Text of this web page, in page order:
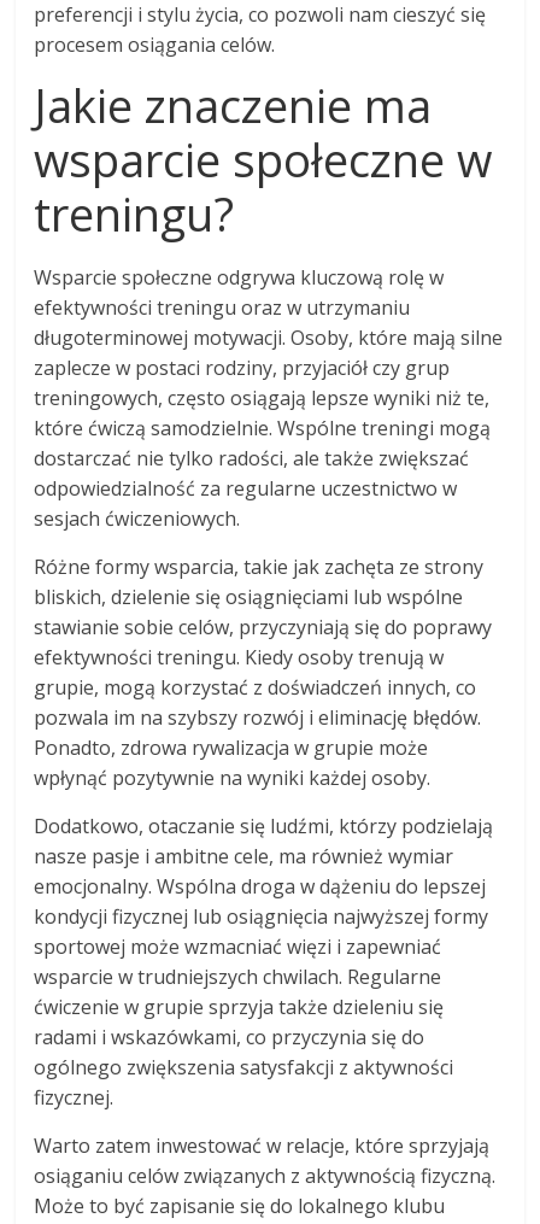
preferencji i stylu życia, co pozwoli nam cieszyć się
procesem osiągania celów.
Jakie znaczenie ma
wsparcie społeczne w
treningu?
Wsparcie społeczne odgrywa kluczową rolę w
efektywności treningu oraz w utrzymaniu
długoterminowej motywacji. Osoby, które mają silne
zaplecze w postaci rodziny, przyjaciół czy grup
treningowych, często osiągają lepsze wyniki niż te,
które ćwiczą samodzielnie. Wspólne treningi mogą
dostarczać nie tylko radości, ale także zwiększać
odpowiedzialność za regularne uczestnictwo w
sesjach ćwiczeniowych.
Różne formy wsparcia, takie jak zachęta ze strony
bliskich, dzielenie się osiągnięciami lub wspólne
stawianie sobie celów, przyczyniają się do poprawy
efektywności treningu. Kiedy osoby trenują w
grupie, mogą korzystać z doświadczeń innych, co
pozwala im na szybszy rozwój i eliminację błędów.
Ponadto, zdrowa rywalizacja w grupie może
wpłynąć pozytywnie na wyniki każdej osoby.
Dodatkowo, otaczanie się ludźmi, którzy podzielają
nasze pasje i ambitne cele, ma również wymiar
emocjonalny. Wspólna droga w dążeniu do lepszej
kondycji fizycznej lub osiągnięcia najwyższej formy
sportowej może wzmacniać więzi i zapewniać
wsparcie w trudniejszych chwilach. Regularne
ćwiczenie w grupie sprzyja także dzieleniu się
radami i wskazówkami, co przyczynia się do
ogólnego zwiększenia satysfakcji z aktywności
fizycznej.
Warto zatem inwestować w relacje, które sprzyjają
osiąganiu celów związanych z aktywnością fizyczną.
Może to być zapisanie się do lokalnego klubu